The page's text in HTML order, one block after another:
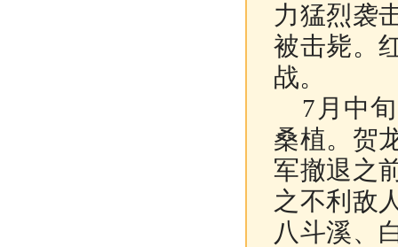
力猛烈袭
被击毙。
战。
7月中旬
桑植。贺
军撤退之
之不利敌
八斗溪、